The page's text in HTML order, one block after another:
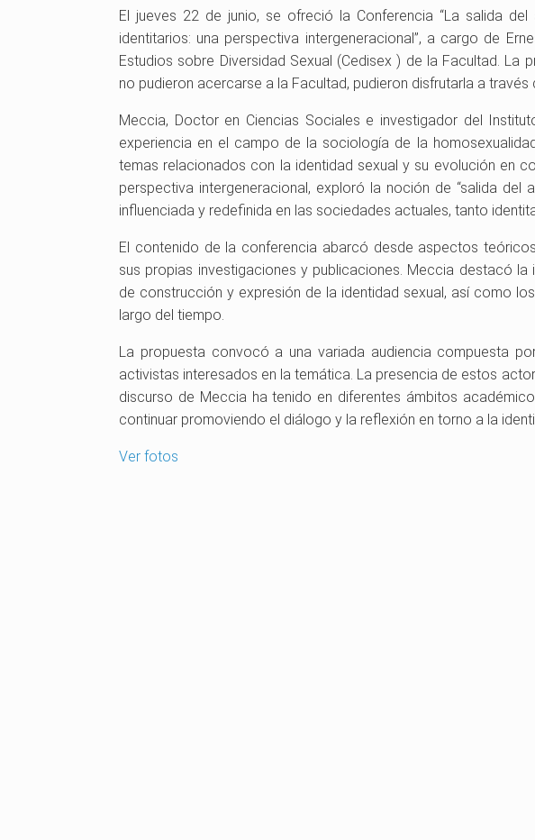
El jueves 22 de junio, se ofreció la Conferencia “La salida
identitarios: una perspectiva intergeneracional”, a cargo de
Estudios sobre Diversidad Sexual (Cedisex ) de la Facultad. La
no pudieron acercarse a la Facultad, pudieron disfrutarla a través
Meccia, Doctor en Ciencias Sociales e investigador del
experiencia en el campo de la sociología de la
temas relacionados con la identidad sexual y su evolución en
perspectiva intergeneracional, exploró la noción de “salida del
influenciada y redefinida en las sociedades actuales, tanto
El contenido de la conferencia abarcó desde aspectos
sus propias investigaciones y publicaciones. Meccia destacó
de construcción y expresión de la identidad sexual, así como
largo del tiempo.
La propuesta convocó a una variada audiencia compuesta
activistas interesados en la temática. La presencia de estos
discurso de Meccia ha tenido en diferentes ámbitos
continuar promoviendo el diálogo y la reflexión en torno a la
Ver fotos